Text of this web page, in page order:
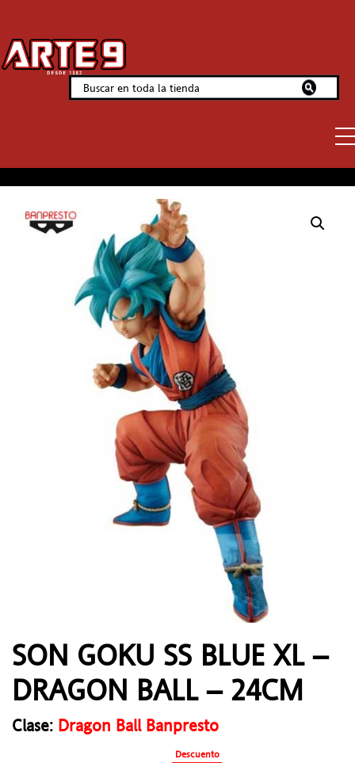
SON GOKU SS BLUE XL –
DRAGON BALL – 24CM
Clase: Dragon Ball Banpresto
Descuento